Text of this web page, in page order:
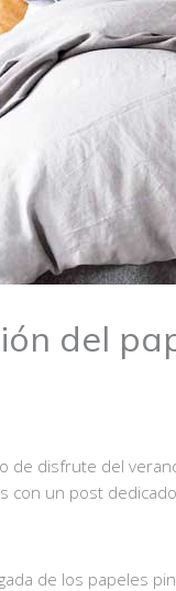
del
disfrute del
con un post
de los papeles